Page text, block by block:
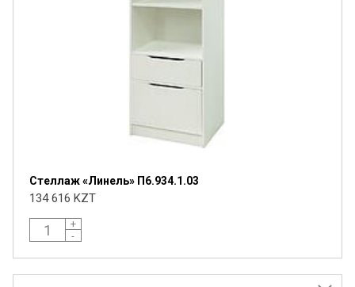
Стеллаж «Линель» П6.934.1.03
134 616 KZT
+
-